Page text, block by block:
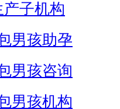
产子机构
男孩助孕
男孩咨询
男孩机构